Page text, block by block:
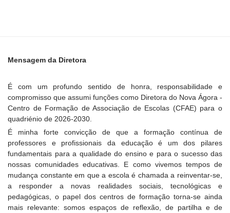
Mensagem da Diretora
É com um profundo sentido de honra, responsabilidade e
compromisso que assumi funções como Diretora do Nova Ágora -
Centro de Formação de Associação de Escolas (CFAE) para o
quadriénio de 2026-2030.
É minha forte convicção de que a formação contínua de
professores e profissionais da educação é um dos pilares
fundamentais para a qualidade do ensino e para o sucesso das
nossas comunidades educativas. E como vivemos tempos de
mudança constante em que a escola é chamada a reinventar-se,
a responder a novas realidades sociais, tecnológicas e
pedagógicas, o papel dos centros de formação torna-se ainda
mais relevante: somos espaços de reflexão, de partilha e de